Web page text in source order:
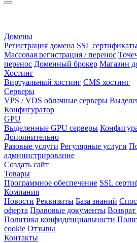
Домены
Регистрация домена SSL
Массовая регистрация / перенос
перенос Доменный брокер Магазин
Хостинг
Виртуальный хостинг CMS хостинг
Серверы
VPS / VDS облачные серверы
Конфигуратор
GPU
Выделенные GPU серверы
Дополнительно
Разовые услуги Регулярные услуги
администрирование
Создать сайт
Товары
Программное обеспечение SSL
Компания
Новости Реквизиты База знаний
оферта Правовые документы
Политика конфиденциальности
cookie Отзывы
Контакты